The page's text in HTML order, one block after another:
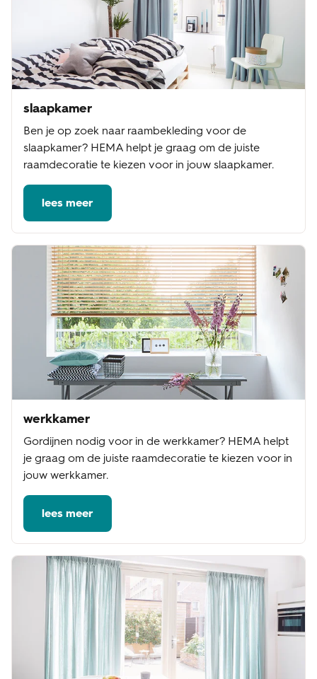
slaapkamer
Ben je op zoek naar raambekleding voor de
slaapkamer? HEMA helpt je graag om de juiste
raamdecoratie te kiezen voor in jouw slaapkamer.
lees meer
werkkamer
Gordijnen nodig voor in de werkkamer? HEMA helpt
je graag om de juiste raamdecoratie te kiezen voor in
jouw werkkamer.
lees meer